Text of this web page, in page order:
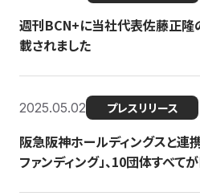
週刊BCN+に当社代表佐藤正隆
載されました
2025.05.02 プレスリリース
阪急阪神ホールディングスと連
ファンディング」、10団体すべて